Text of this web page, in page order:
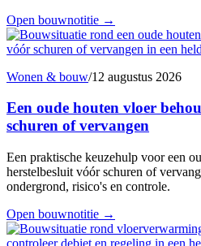
Open bouwnotitie →
Wonen & bouw/12 augustus 2026
Een oude houten vloer
schuren of vervangen
Een praktische keuzehulp voor een
herstelbesluit vóór schuren of
ondergrond, risico's en controle.
Open bouwnotitie →